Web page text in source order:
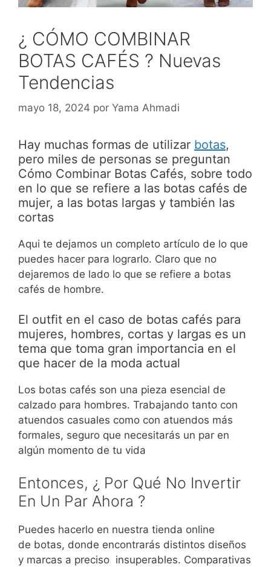
¿ CÓMO COMBINAR
BOTAS CAFÉS ? Nuevas
Tendencias
mayo 18, 2024 por Yama Ahmadi
Hay muchas formas de utilizar botas,
pero miles de personas se preguntan
Cómo Combinar Botas Cafés, sobre todo
en lo que se refiere a las botas cafés de
mujer, a las botas largas y también las
cortas
Aqui te dejamos un completo artículo de lo que
puedes hacer para lograrlo. Claro que no
dejaremos de lado lo que se refiere a botas
cafés de hombre.
El outfit en el caso de botas cafés para
mujeres, hombres, cortas y largas es un
tema que toma gran importancia en el
que hacer de la moda actual
Los botas cafés son una pieza esencial de
calzado para hombres. Trabajando tanto con
atuendos casuales como con atuendos más
formales, seguro que necesitarás un par en
algún momento de tu vida
Entonces, ¿ Por Qué No Invertir
En Un Par Ahora ?
Puedes hacerlo en nuestra tienda online
de botas, donde encontrarás distintos diseños
y marcas a preciso insuperables. Comparativas